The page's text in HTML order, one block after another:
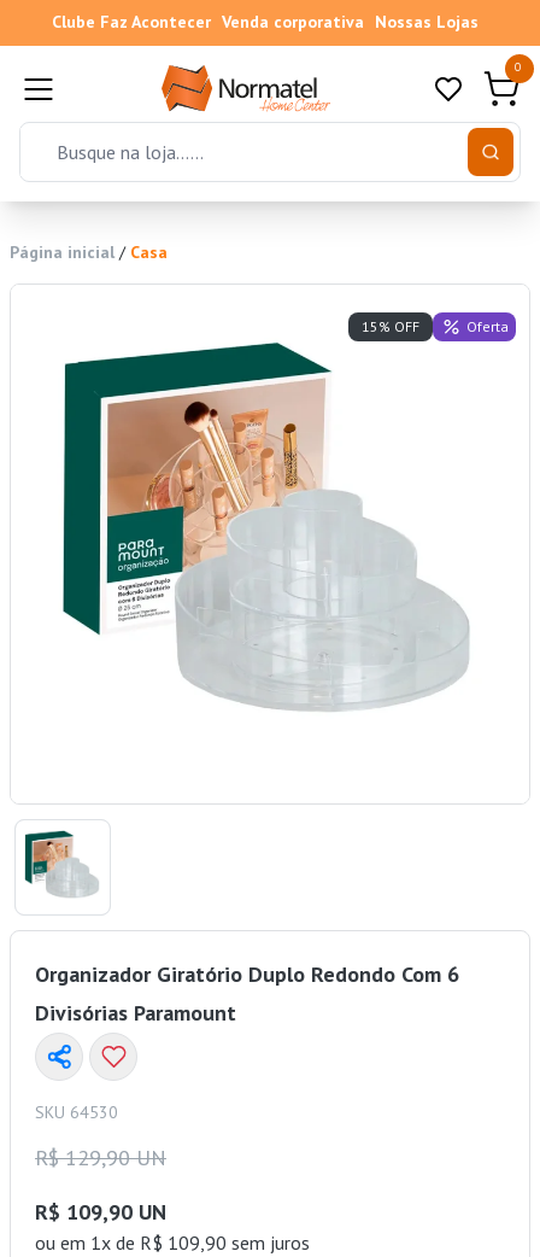
Clube Faz Acontecer Venda corporativa Nossas Lojas
0
Página inicial / Casa
15% OFF Oferta
Organizador Giratório Duplo Redondo Com 6
Divisórias Paramount
SKU 64530
R$ 129,90 UN
R$ 109,90 UN
ou em 1x de R$ 109,90 sem juros